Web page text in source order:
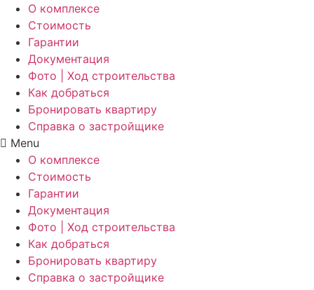
О комплексе
Стоимость
Гарантии
Документация
Фото | Ход строительства
Как добраться
Бронировать квартиру
Справка о застройщике
Menu
О комплексе
Стоимость
Гарантии
Документация
Фото | Ход строительства
Как добраться
Бронировать квартиру
Справка о застройщике